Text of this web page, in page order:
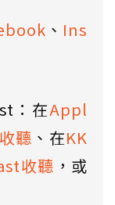
、 Ins
：在Appl
聽 、在KK
收聽 ，或